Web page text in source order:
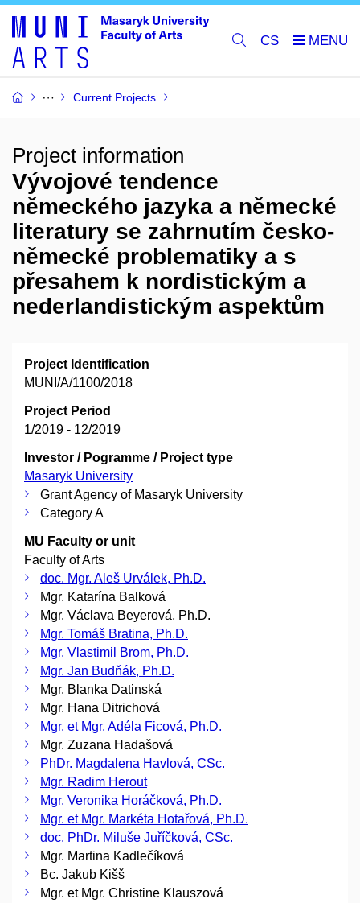
CS
Current Projects
Project information
Vývojové tendence
německého jazyka a německé
literatury se zahrnutím česko-
německé problematiky a s
přesahem k nordistickým a
nederlandistickým aspektům
Project Identification
MUNI/A/1100/2018
Project Period
1/2019 - 12/2019
Investor / Pogramme / Project type
Masaryk University
Grant Agency of Masaryk University
Category A
MU Faculty or unit
Faculty of Arts
doc. Mgr. Aleš Urválek, Ph.D.
Mgr. Katarína Balková
Mgr. Václava Beyerová, Ph.D.
Mgr. Tomáš Bratina, Ph.D.
Mgr. Vlastimil Brom, Ph.D.
Mgr. Jan Budňák, Ph.D.
Mgr. Blanka Datinská
Mgr. Hana Ditrichová
Mgr. et Mgr. Adéla Ficová, Ph.D.
Mgr. Zuzana Hadašová
PhDr. Magdalena Havlová, CSc.
Mgr. Radim Herout
Mgr. Veronika Horáčková, Ph.D.
Mgr. et Mgr. Markéta Hotařová, Ph.D.
doc. PhDr. Miluše Juříčková, CSc.
Mgr. Martina Kadlečíková
Bc. Jakub Kišš
Mgr. et Mgr. Christine Klauszová